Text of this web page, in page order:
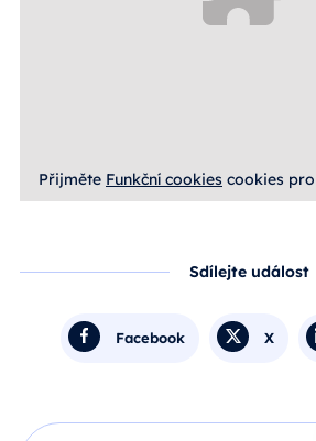
Přijměte Funkční cookies cookies
Sdílejte událost
Facebook X